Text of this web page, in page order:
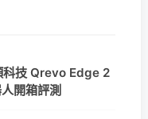
科技 Qrevo Edge 2
開箱評測